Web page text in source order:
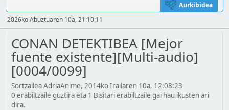
Aurkibidea
2026ko Abuztuaren 10a, 21:10:11
CONAN DETEKTIBEA [Mejor
fuente existente][Multi-audio]
[0004/0099]
Sortzailea AdriaAnime, 2014ko Irailaren 10a, 12:08:23
0 erabiltzaile guztira eta 1 Bisitari erabiltzaile gai hau ikusten ari
dira.